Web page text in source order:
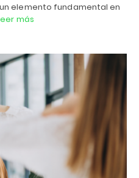
elemento fundamental en
más